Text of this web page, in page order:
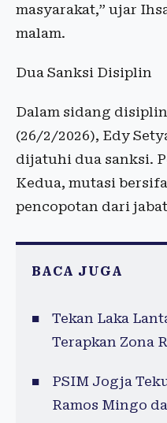
masyarakat,” ujar
malam.
Dua Sanksi Disiplin
Dalam sidang
(26/2/2026), Edy
dijatuhi dua sanksi.
Kedua, mutasi
pencopotan dari
BACA JUGA
Tekan Laka
Terapkan Zona
PSIM Jogja
Ramos Mingo